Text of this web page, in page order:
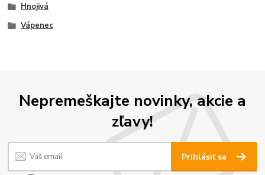
Hnojivá
Vápenec
Nepremeškajte novinky, akcie a
zľavy!
Prihlásiť sa